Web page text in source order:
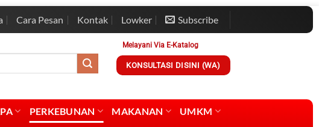
Cara Pesan Kontak Lowker Subscribe
Melayani Via E-Katalog
KONSULTASI DISINI (WA)
PERKEBUNAN MAKANAN
UMKM